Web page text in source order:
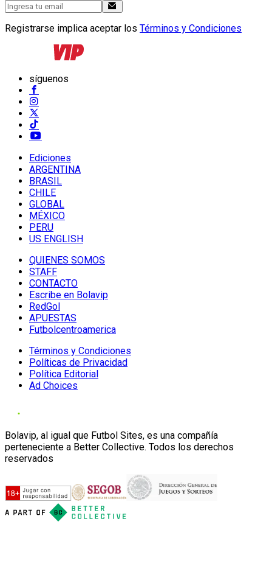
Registrarse implica aceptar los Términos y Condiciones
síguenos
Ediciones
ARGENTINA
BRASIL
CHILE
GLOBAL
MÉXICO
PERU
US ENGLISH
QUIENES SOMOS
STAFF
CONTACTO
Escribe en Bolavip
RedGol
APUESTAS
Futbolcentroamerica
Términos y Condiciones
Políticas de Privacidad
Política Editorial
Ad Choices
Bolavip, al igual que Futbol Sites, es una compañía
perteneciente a Better Collective. Todos los derechos
reservados